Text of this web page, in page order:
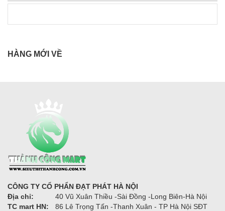
HÀNG MỚI VỀ
CÔNG TY CỔ PHẨN ĐẠT PHÁT HÀ NỘI
Địa chỉ:
40 Vũ Xuân Thiều -Sài Đồng -Long Biên-Hà Nội
TC mart HN:
86 Lê Trọng Tấn -Thanh Xuân - TP Hà Nội SĐT